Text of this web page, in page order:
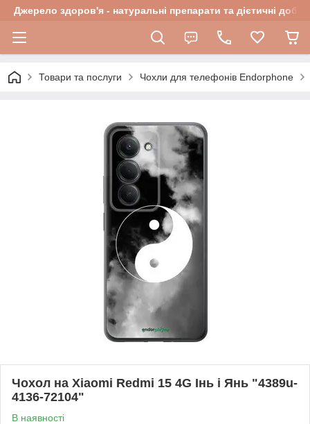
Джерело здоров'я - натуральні препарати та дієтичні
Товари та послуги Чохли для телефонів Endorphone
Чохол на Xiaomi Redmi 15 4G Інь і Янь "4389u-
4136-72104"
В наявності